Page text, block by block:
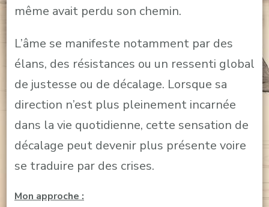
même avait perdu son chemin.
L’âme se manifeste notamment par des
élans, des résistances ou un ressenti global
de justesse ou de décalage. Lorsque sa
direction n’est plus pleinement incarnée
dans la vie quotidienne, cette sensation de
décalage peut devenir plus présente voire
se traduire par des crises.
Mon approche :